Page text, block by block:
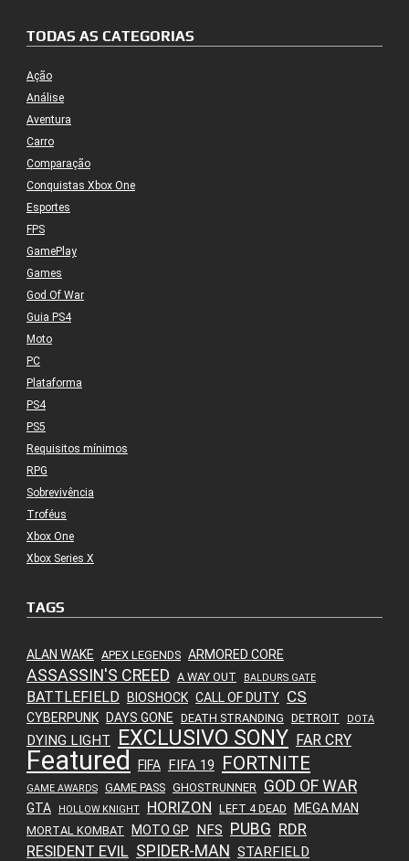
TODAS AS CATEGORIAS
Ação
Análise
Aventura
Carro
Comparação
Conquistas Xbox One
Esportes
FPS
GamePlay
Games
God Of War
Guia PS4
Moto
PC
Plataforma
PS4
PS5
Requisitos mínimos
RPG
Sobrevivência
Troféus
Xbox One
Xbox Series X
TAGS
ALAN WAKE APEX LEGENDS ARMORED CORE
ASSASSIN'S CREED A WAY OUT BALDURS GATE
BATTLEFIELD BIOSHOCK CALL OF DUTY CS
CYBERPUNK DAYS GONE DEATH STRANDING DETROIT DOTA
DYING LIGHT EXCLUSIVO SONY FAR CRY
Featured FIFA FIFA 19 FORTNITE
GAME AWARDS GAME PASS GHOSTRUNNER GOD OF WAR
GTA HOLLOW KNIGHT HORIZON LEFT 4 DEAD MEGA MAN
MORTAL KOMBAT MOTO GP NFS PUBG RDR
RESIDENT EVIL SPIDER-MAN STARFIELD